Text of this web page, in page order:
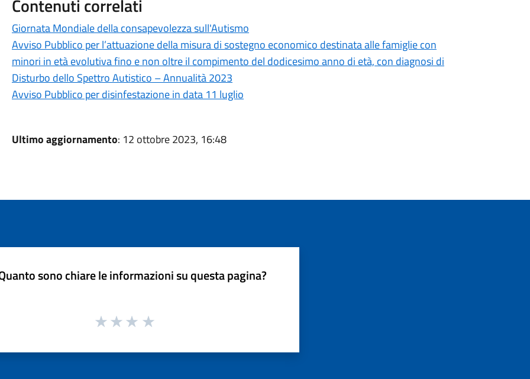
Contenuti correlati
Giornata Mondiale della consapevolezza sull'Autismo
Avviso Pubblico per l’attuazione della misura di sostegno economico destinata alle famiglie con
minori in età evolutiva fino e non oltre il compimento del dodicesimo anno di età, con diagnosi di
Disturbo dello Spettro Autistico – Annualità 2023
Avviso Pubblico per disinfestazione in data 11 luglio
Ultimo aggiornamento: 12 ottobre 2023, 16:48
sono chiare le informazioni su questa pagina?